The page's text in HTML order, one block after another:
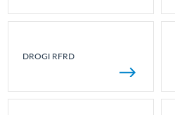
DROGI RFRD